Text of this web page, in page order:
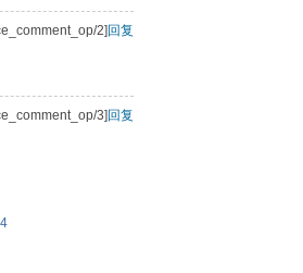
2] 回复
3] 回复